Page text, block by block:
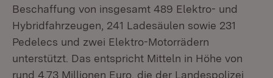
Beschaffung von insgesamt 489 Elektro- und
Hybridfahrzeugen, 241 Ladesäulen sowie 231
Pedelecs und zwei Elektro-Motorrädern
unterstützt. Das entspricht Mitteln in Höhe von
rund 4,73 Millionen Euro, die der Landespolizei